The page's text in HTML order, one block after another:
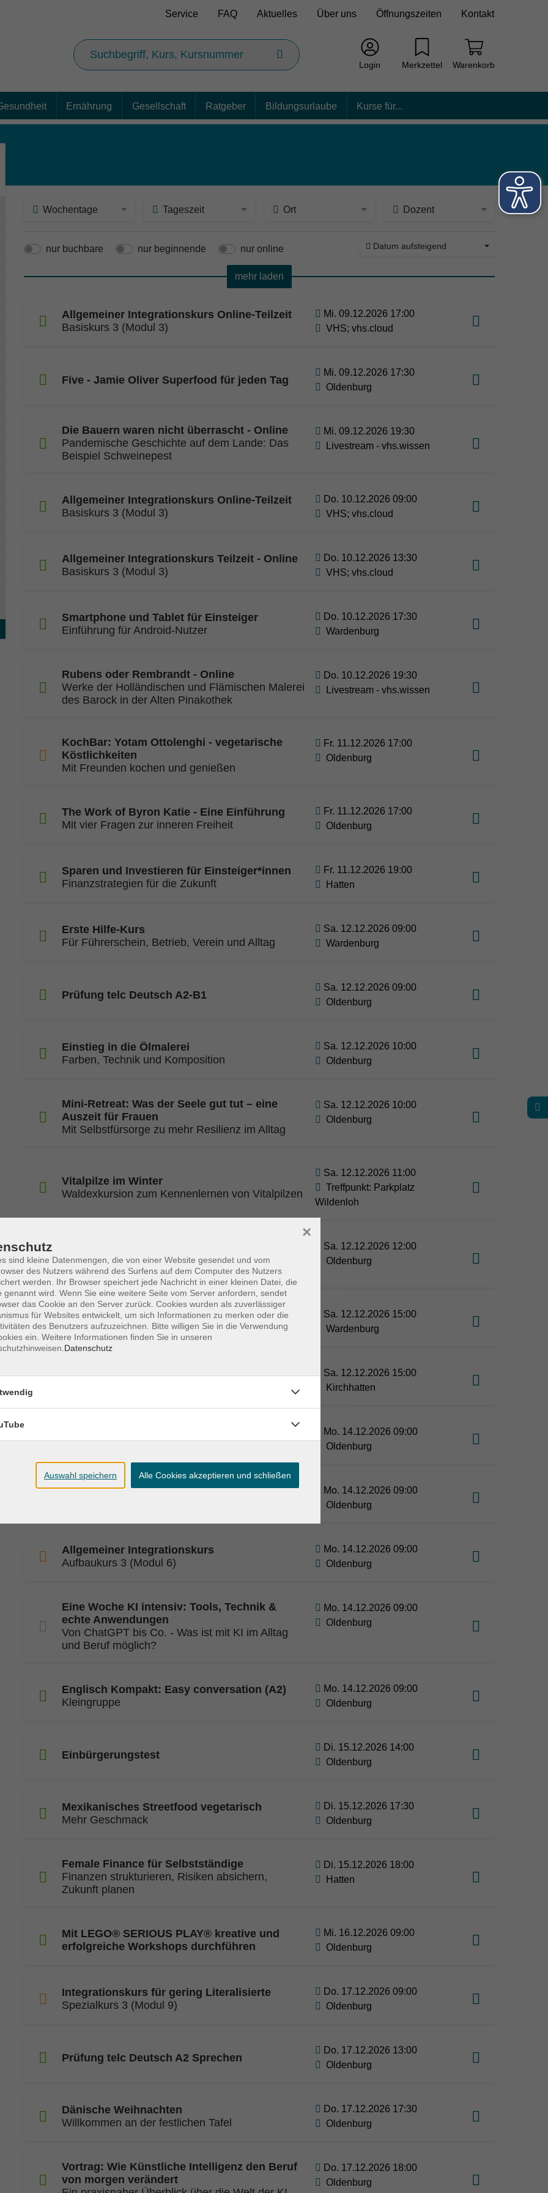
Service FAQ Aktuelles Über uns Öffnungszeiten Kontakt
Login Merkzettel Warenkorb
Ernährung Gesellschaft Ratgeber Bildungsurlaube Kurse für...
Wochentage Tageszeit Ort Dozent
nur buchbare nur beginnende nur online Datum aufsteigend
mehr laden
Allgemeiner Integrationskurs Online-Teilzeit
Basiskurs 3 (Modul 3)
Mi. 09.12.2026 17:00
VHS; vhs.cloud
Five - Jamie Oliver Superfood für jeden Tag
Mi. 09.12.2026 17:30
Oldenburg
Die Bauern waren nicht überrascht - Online
Pandemische Geschichte auf dem Lande: Das
Beispiel Schweinepest
Mi. 09.12.2026 19:30
Livestream - vhs.wissen
Allgemeiner Integrationskurs Online-Teilzeit
Basiskurs 3 (Modul 3)
Do. 10.12.2026 09:00
VHS; vhs.cloud
Allgemeiner Integrationskurs Teilzeit - Online
Basiskurs 3 (Modul 3)
Do. 10.12.2026 13:30
VHS; vhs.cloud
Smartphone und Tablet für Einsteiger
Einführung für Android-Nutzer
Do. 10.12.2026 17:30
Wardenburg
Rubens oder Rembrandt - Online
Werke der Holländischen und Flämischen Malerei
des Barock in der Alten Pinakothek
Do. 10.12.2026 19:30
Livestream - vhs.wissen
KochBar: Yotam Ottolenghi - vegetarische
Köstlichkeiten
Mit Freunden kochen und genießen
Fr. 11.12.2026 17:00
Oldenburg
The Work of Byron Katie - Eine Einführung
Mit vier Fragen zur inneren Freiheit
Fr. 11.12.2026 17:00
Oldenburg
Sparen und Investieren für Einsteiger*innen
Finanzstrategien für die Zukunft
Fr. 11.12.2026 19:00
Hatten
Erste Hilfe-Kurs
Für Führerschein, Betrieb, Verein und Alltag
Sa. 12.12.2026 09:00
Wardenburg
Prüfung telc Deutsch A2-B1
Sa. 12.12.2026 09:00
Oldenburg
Einstieg in die Ölmalerei
Farben, Technik und Komposition
Sa. 12.12.2026 10:00
Oldenburg
Mini-Retreat: Was der Seele gut tut – eine
Auszeit für Frauen
Mit Selbstfürsorge zu mehr Resilienz im Alltag
Sa. 12.12.2026 10:00
Oldenburg
Vitalpilze im Winter
Waldexkursion zum Kennenlernen von Vitalpilzen
Sa. 12.12.2026 11:00
Treffpunkt: Parkplatz
Wildenloh
Deutsch
Muster und Stoffe entwerfen
Sa. 12.12.2026 12:00
Oldenburg
Singen mit Seele – Deine Stimme. Dein Song.
Ausdruck & Performance für Fortgeschrittene
Sa. 12.12.2026 15:00
Wardenburg
Weihnachtsbäckerei - natürlich gut!
Sa. 12.12.2026 15:00
Kirchhatten
Mo. 14.12.2026 09:00
Oldenburg
Allgemeiner Integrationskurs
Mo. 14.12.2026 09:00
Oldenburg
Allgemeiner Integrationskurs
Aufbaukurs 3 (Modul 6)
Mo. 14.12.2026 09:00
Oldenburg
Eine Woche KI intensiv: Tools, Technik &
echte Anwendungen
Von ChatGPT bis Co. - Was ist mit KI im Alltag
und Beruf möglich?
Mo. 14.12.2026 09:00
Oldenburg
Englisch Kompakt: Easy conversation (A2)
Kleingruppe
Mo. 14.12.2026 09:00
Oldenburg
Einbürgerungstest
Di. 15.12.2026 14:00
Oldenburg
Mexikanisches Streetfood vegetarisch
Mehr Geschmack
Di. 15.12.2026 17:30
Oldenburg
Female Finance für Selbstständige
Finanzen strukturieren, Risiken absichern,
Zukunft planen
Di. 15.12.2026 18:00
Hatten
Mit LEGO® SERIOUS PLAY® kreative und
erfolgreiche Workshops durchführen
Mi. 16.12.2026 09:00
Oldenburg
Integrationskurs für gering Literalisierte
Spezialkurs 3 (Modul 9)
Do. 17.12.2026 09:00
Oldenburg
Prüfung telc Deutsch A2 Sprechen
Do. 17.12.2026 13:00
Oldenburg
Dänische Weihnachten
Willkommen an der festlichen Tafel
Do. 17.12.2026 17:30
Oldenburg
Vortrag: Wie Künstliche Intelligenz den Beruf
von morgen verändert
Do. 17.12.2026 18:00
Oldenburg
sind kleine Datenmengen, die von einer Website gesendet und vom
des Nutzers während des Surfens auf dem Computer des Nutzers
werden. Ihr Browser speichert jede Nachricht in einer kleinen Datei, die
genannt wird. Wenn Sie eine weitere Seite vom Server anfordern, sendet
das Cookie an den Server zurück. Cookies wurden als zuverlässiger
für Websites entwickelt, um sich Informationen zu merken oder die
des Benutzers aufzuzeichnen. Bitte willigen Sie in die Verwendung
ein. Weitere Informationen finden Sie in unseren
Datenschutz
×
Auswahl speichern Alle Cookies akzeptieren und schließen